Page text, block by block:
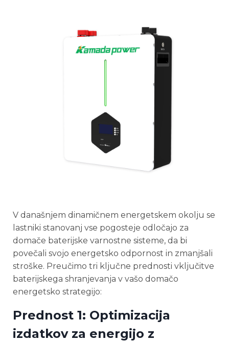
V današnjem dinamičnem energetskem okolju se
lastniki stanovanj vse pogosteje odločajo za
domače baterijske varnostne sisteme, da bi
povečali svojo energetsko odpornost in zmanjšali
stroške. Preučimo tri ključne prednosti vključitve
baterijskega shranjevanja v vašo domačo
energetsko strategijo:
Prednost 1: Optimizacija
izdatkov za energijo z